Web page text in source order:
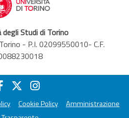
Studi di Torino
- P.I. 02099550010- C.F.
Cookie Policy
Amministrazione